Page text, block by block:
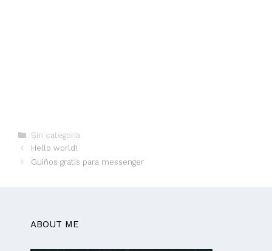
Categorías
Sin categoría
Hello world!
Guiños gratis para messenger
ABOUT ME